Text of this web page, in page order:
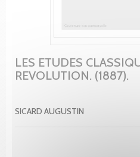
LES ETUDES
REVOLUTION. (1887).
SICARD AUGUSTIN